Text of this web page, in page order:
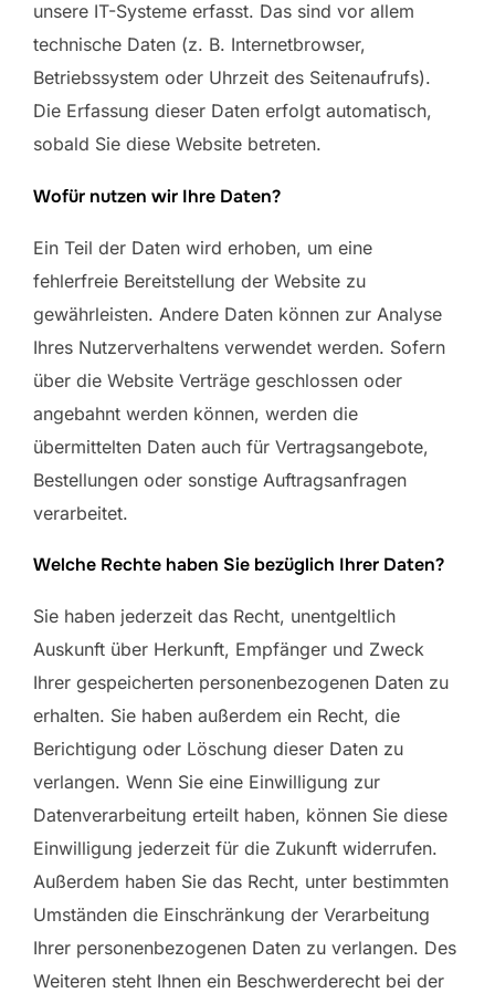
unsere IT-Systeme erfasst. Das sind vor allem
technische Daten (z. B. Internetbrowser,
Betriebssystem oder Uhrzeit des Seitenaufrufs).
Die Erfassung dieser Daten erfolgt automatisch,
sobald Sie diese Website betreten.
Wofür nutzen wir Ihre Daten?
Ein Teil der Daten wird erhoben, um eine
fehlerfreie Bereitstellung der Website zu
gewährleisten. Andere Daten können zur Analyse
Ihres Nutzerverhaltens verwendet werden. Sofern
über die Website Verträge geschlossen oder
angebahnt werden können, werden die
übermittelten Daten auch für Vertragsangebote,
Bestellungen oder sonstige Auftragsanfragen
verarbeitet.
Welche Rechte haben Sie bezüglich Ihrer Daten?
Sie haben jederzeit das Recht, unentgeltlich
Auskunft über Herkunft, Empfänger und Zweck
Ihrer gespeicherten personenbezogenen Daten zu
erhalten. Sie haben außerdem ein Recht, die
Berichtigung oder Löschung dieser Daten zu
verlangen. Wenn Sie eine Einwilligung zur
Datenverarbeitung erteilt haben, können Sie diese
Einwilligung jederzeit für die Zukunft widerrufen.
Außerdem haben Sie das Recht, unter bestimmten
Umständen die Einschränkung der Verarbeitung
Ihrer personenbezogenen Daten zu verlangen. Des
Weiteren steht Ihnen ein Beschwerderecht bei der